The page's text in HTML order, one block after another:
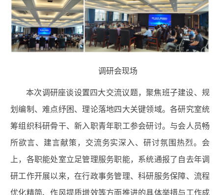
调研会现场
本次调研座谈设置四大交流议题，聚焦班子建设、规
划编制、难点纾困、理论落地四大关键领域。各研究室统
筹组织科研骨干、新入职青年职工参会研讨。与会人员畅
所欲言、建言献策，交流务实深入、研讨氛围热烈。会
上，各职能处室立足管理服务职能，系统通报了自去年调
研工作开展以来，在行政事务管理、科研服务保障、流程
优化精简、作风提质增效等方面推进的具体举措与工作成